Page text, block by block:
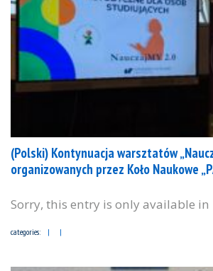
(Polski) Kontynuacja warsztatów
organizowanych przez Koło Naukowe
Sorry, this entry is only available in
categories: